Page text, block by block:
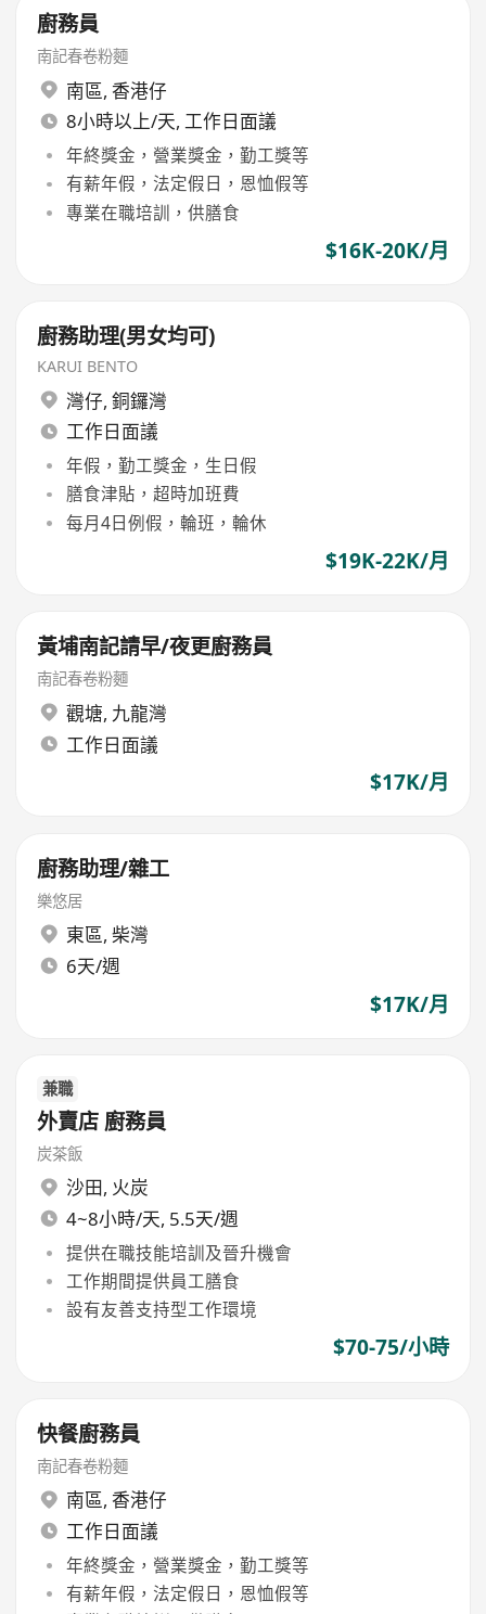
廚務員
南記春卷粉麵
南區, 香港仔
8小時以上/天, 工作日面議
年終獎金，營業獎金，勤工獎等
有薪年假，法定假日，恩恤假等
專業在職培訓，供膳食
$16K-20K/月
廚務助理(男女均可)
KARUI BENTO
灣仔, 銅鑼灣
工作日面議
年假，勤工獎金，生日假
膳食津貼，超時加班費
每月4日例假，輪班，輪休
$19K-22K/月
黃埔南記請早/夜更廚務員
南記春卷粉麵
觀塘, 九龍灣
工作日面議
$17K/月
廚務助理/雜工
樂悠居
東區, 柴灣
6天/週
$17K/月
兼職
外賣店 廚務員
炭茶飯
沙田, 火炭
4~8小時/天, 5.5天/週
提供在職技能培訓及晉升機會
工作期間提供員工膳食
設有友善支持型工作環境
$70-75/小時
快餐廚務員
南記春卷粉麵
南區, 香港仔
工作日面議
年終獎金，營業獎金，勤工獎等
有薪年假，法定假日，恩恤假等